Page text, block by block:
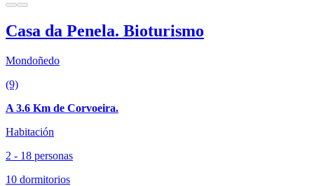
Casa da Penela. Bioturismo
Mondoñedo
(9)
A 3.6 Km de Corvoeira.
Habitación
2 - 18 personas
10 dormitorios